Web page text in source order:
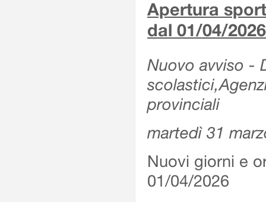
Apertura
dal 01/04/2026
Nuovo avviso -
provinciali
martedì 31
Nuovi giorni e
01/04/2026